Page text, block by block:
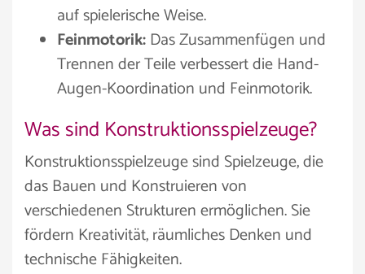
auf spielerische Weise.
Feinmotorik: Das Zusammenfügen und
Trennen der Teile verbessert die Hand-
Augen-Koordination und Feinmotorik.
Was sind Konstruktionsspielzeuge?
Konstruktionsspielzeuge sind Spielzeuge, die
das Bauen und Konstruieren von
verschiedenen Strukturen ermöglichen. Sie
fördern Kreativität, räumliches Denken und
technische Fähigkeiten.